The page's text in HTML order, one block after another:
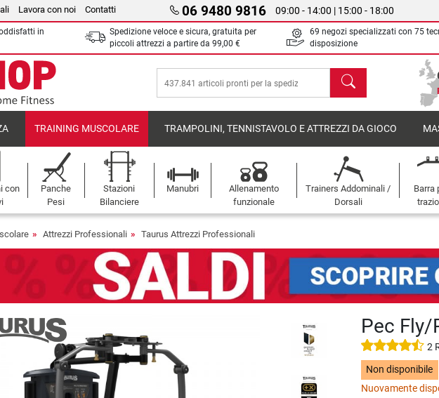
Lavora con noi Contatti 06 9480 9816 09:00 - 14:00 | 15:00 - 18:00
in
Spedizione veloce e sicura, gratuita per
piccoli attrezzi a partire da 99,00 €
69 negozi specializzati con 75
disposizione
Cerca
TRAINING MUSCOLARE TRAMPOLINI, TENNISTAVOLO E ATTREZZI DA GIOCO
con
Panche
Pesi
Stazioni
Bilanciere
Manubri
Allenamento
funzionale
Trainers Addominali /
Dorsali
Barra
Attrezzi Professionali Taurus Attrezzi Professionali
Pec Fly/
2
Non disponibile
Nuovamente